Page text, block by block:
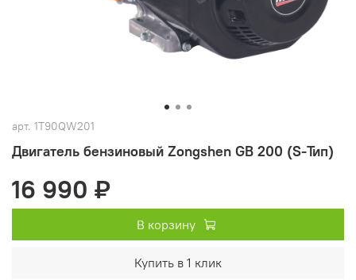
арт. 1T90QW201
Двигатель бензиновый Zongshen GB 200 (S-Тип)
16 990 ₽
В корзину
Купить в 1 клик